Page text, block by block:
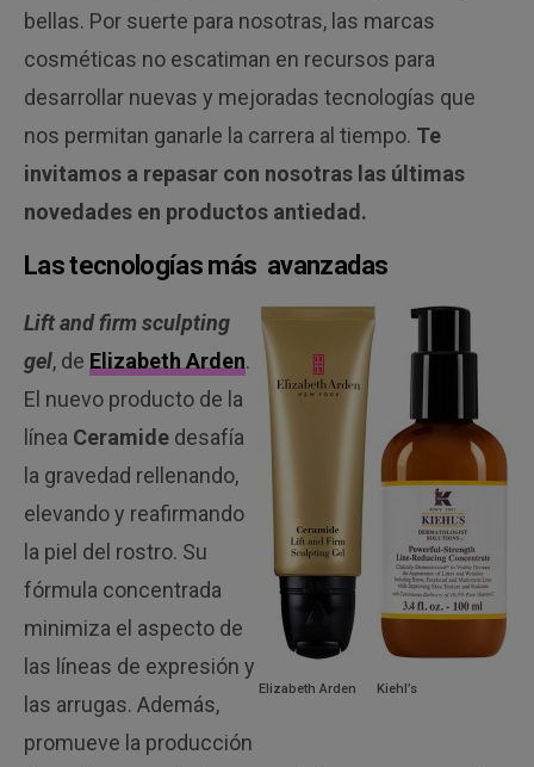
bellas. Por suerte para nosotras, las marcas
cosméticas no escatiman en recursos para
desarrollar nuevas y mejoradas tecnologías que
nos permitan ganarle la carrera al tiempo. Te
invitamos a repasar con nosotras las últimas
novedades en productos antiedad.
Las tecnologías más avanzadas
Kiehl’s
Elizabeth Arden
Lift and firm sculpting
gel, de Elizabeth Arden.
El nuevo producto de la
línea Ceramide desafía
la gravedad rellenando,
elevando y reafirmando
la piel del rostro. Su
fórmula concentrada
minimiza el aspecto de
las líneas de expresión y
las arrugas. Además,
promueve la producción